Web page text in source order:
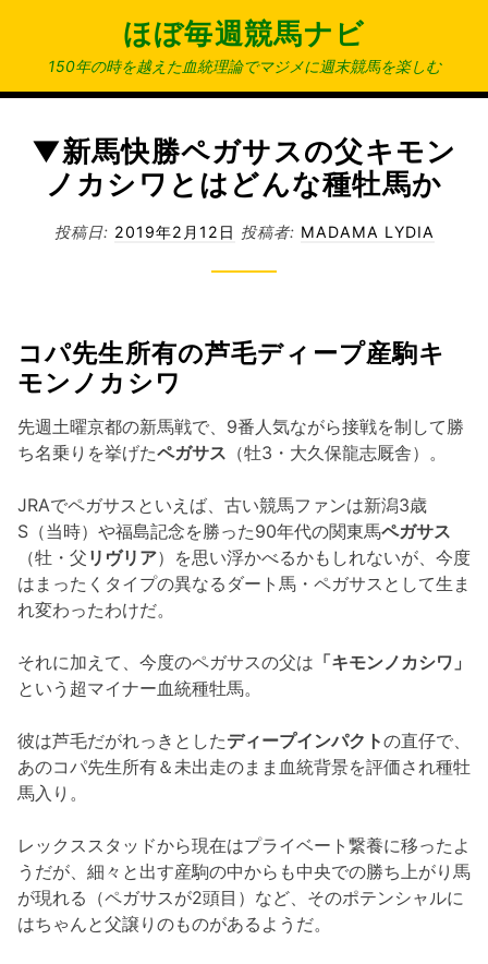
ン
ほぼ毎週競馬ナビ
150年の時を越えた血統理論でマジメに週末競馬を楽しむ
▼新馬快勝ペガサスの父キモン
ノカシワとはどんな種牡馬か
投稿日: 2019年2月12日 投稿者: MADAMA LYDIA
コパ先生所有の芦毛ディープ産駒キ
モンノカシワ
先週土曜京都の新馬戦で、9番人気ながら接戦を制して勝
ち名乗りを挙げたペガサス （牡3・大久保龍志厩舎）。
JRAでペガサスといえば、古い競馬ファンは新潟3歳
S（当時）や福島記念を勝った90年代の関東馬ペガサス
（牡・父 リヴリア）を思い浮かべるかもしれないが、今度
はまったくタイプの異なるダート馬・ペガサスとして生ま
れ変わったわけだ。
それに加えて、今度のペガサスの父は 「キモンノカシワ」
という超マイナー血統種牡馬。
彼は芦毛だがれっきとしたディープインパクトの直仔で、
あのコパ先生所有＆未出走のまま血統背景を評価され種牡
馬入り。
レックススタッドから現在はプライベート繋養に移ったよ
うだが、細々と出す産駒の中からも中央での勝ち上がり馬
が現れる（ペガサスが2頭目）など、そのポテンシャルに
はちゃんと父譲りのものがあるようだ。